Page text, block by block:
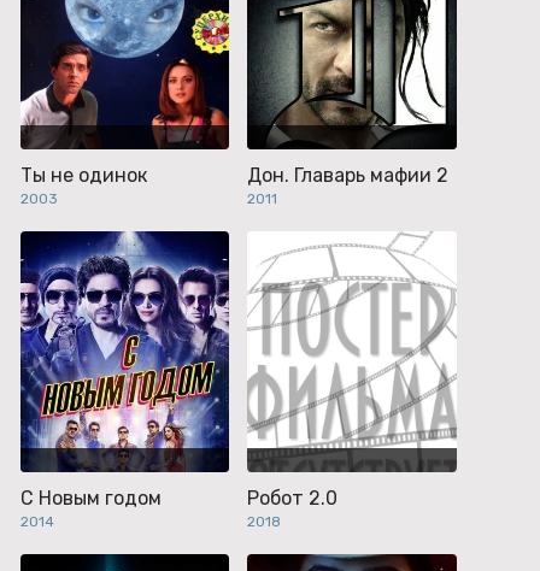
Ты не одинок
2003
Дон. Главарь мафии 2
2011
С Новым годом
2014
Робот 2.0
2018